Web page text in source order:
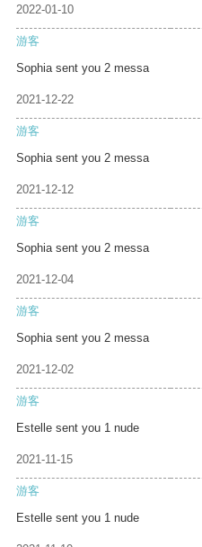
2022-01-10
游客
Sophia sent you 2 messa
2021-12-22
游客
Sophia sent you 2 messa
2021-12-12
游客
Sophia sent you 2 messa
2021-12-04
游客
Sophia sent you 2 messa
2021-12-02
游客
Estelle sent you 1 nude
2021-11-15
游客
Estelle sent you 1 nude